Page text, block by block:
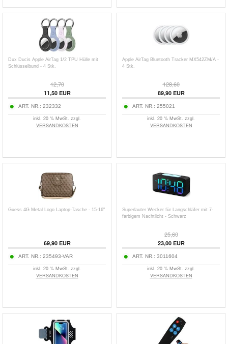
Dux Ducis Apple AirTag 1/2 TPU Hülle mit
Schlüsselbund - 4 Stk.
12,70
11,50 EUR
ART. NR.: 232332
inkl. 20 % MwSt. zzgl.
VERSANDKOSTEN
Apple AirTag Bluetooth Tracker MX542ZM/A -
4 Stk.
128,60
89,90 EUR
ART. NR.: 255021
inkl. 20 % MwSt. zzgl.
VERSANDKOSTEN
Guess 4G Metal Logo Laptop-Tasche - 15-16"
69,90 EUR
ART. NR.: 235493-VAR
inkl. 20 % MwSt. zzgl.
VERSANDKOSTEN
Superlauter Wecker für Langschläfer mit 7-
farbigem Nachtlicht - Schwarz
25,60
23,00 EUR
ART. NR.: 3011604
inkl. 20 % MwSt. zzgl.
VERSANDKOSTEN